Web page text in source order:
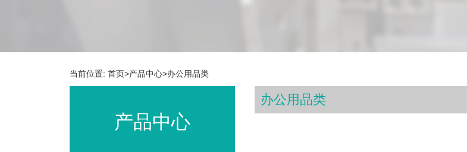
当前位置: 首页>产品中心>办公用品类
产品中心
办公用品类